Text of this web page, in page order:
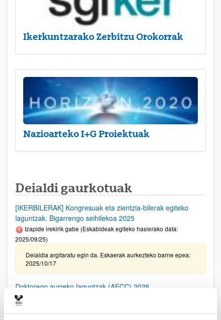
Ikerkuntzarako Zerbitzu Orokorrak
Nazioarteko I+G Proiektuak
Deialdi gaurkotuak
[IKERBILERAK] Kongresuak eta zientzia-bilerak egiteko
laguntzak. Bigarrengo seihilekoa 2025
Izapide irekirik gabe (Eskabideak egiteko hasierako data:
2025/09/25)
Deialdia argitaratu egin da. Eskaerak aurkezteko barne epea:
2025/10/17
Doktorego aurreko laguntzak (AECC) 2026
2025/10/09 15:00)